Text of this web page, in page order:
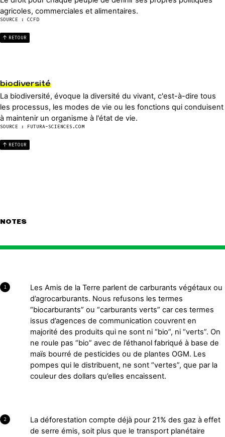
agricoles, commerciales et alimentaires.
SOURCE : CCFD
RETOUR
biodiversité
La biodiversité, évoque la diversité du vivant, c'est-à-dire tous
les processus, les modes de vie ou les fonctions qui conduisent
à maintenir un organisme à l'état de vie.
SOURCE : FUTURA-SCIENCES.COM
RETOUR
NOTES
1
Les Amis de la Terre parlent de carburants végétaux ou
d’agrocarburants. Nous refusons les termes
“biocarburants” ou “carburants verts” car ces termes
issus d’agences de communication couvrent en
majorité des produits qui ne sont ni “bio”, ni “verts”. On
ne roule pas “bio” avec de l’éthanol fabriqué à base de
maïs bourré de pesticides ou de plantes OGM. Les
pompes qui le distribuent, ne sont “vertes”, que par la
couleur des dollars qu’elles encaissent.
2
La déforestation compte déjà pour 21% des gaz à effet
de serre émis, soit plus que le transport planétaire